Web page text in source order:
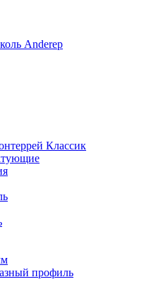
Anderep
Классик
профиль